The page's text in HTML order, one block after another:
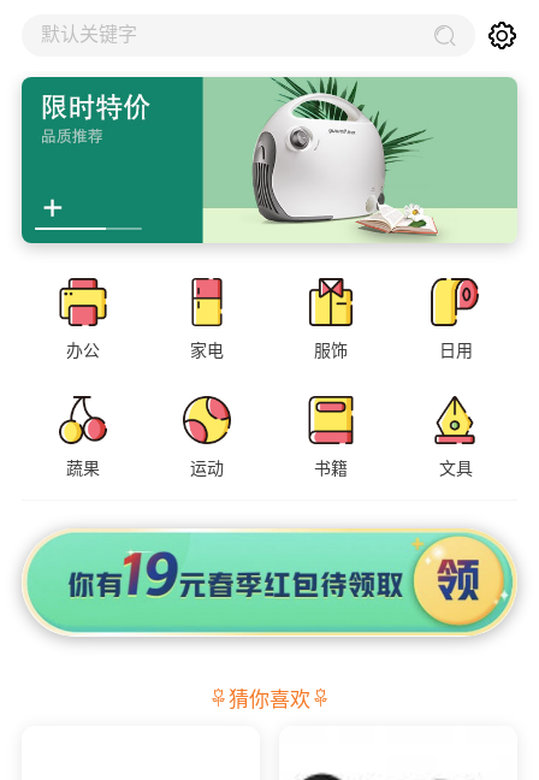
默认关键字
办公 家电 服饰 日用
蔬果 运动 书籍 文具
猜你喜欢